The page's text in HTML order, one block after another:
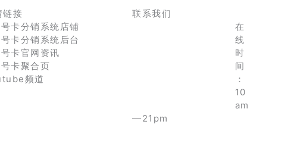
链接
卡分销系统店铺
卡分销系统后台
卡官网资讯
卡聚合页
频道
联系我们
在
线
时
间
：
10
am
—21pm